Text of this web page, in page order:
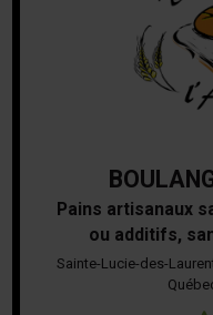
Pains artisanaux
ou additifs,
Sainte-Lucie-des-